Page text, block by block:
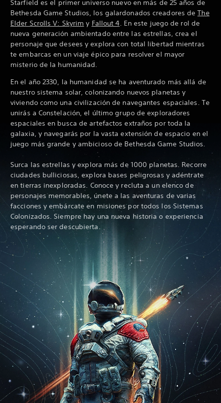
Starfield es el primer universo nuevo en más de 25 años de
Bethesda Game Studios, los galardonados creadores deThe
Elder Scrolls V: Skyrim y Fallout 4. En este juego de rol de
nueva generación ambientado entre las estrellas, crea el
personaje que desees y explora con total libertad mientras
te embarcas en un viaje épico para resolver el mayor
misterio de la humanidad.
En el año 2330, la humanidad se ha aventurado más allá de
nuestro sistema solar, colonizando nuevos planetas y
viviendo como una civilización de navegantes espaciales. Te
unirás a Constelación, el último grupo de exploradores
espaciales en busca de artefactos extraños por toda la
galaxia, y navegarás por la vasta extensión de espacio en el
juego más grande y ambicioso de Bethesda Game Studios.
Surca las estrellas y explora más de 1000 planetas. Recorre
ciudades bulliciosas, explora bases peligrosas y adéntrate
en tierras inexploradas. Conoce y recluta a un elenco de
personajes memorables, únete a las aventuras de varias
facciones y embárcate en misiones por todos los Sistemas
Colonizados. Siempre hay una nueva historia o experiencia
esperando ser descubierta.